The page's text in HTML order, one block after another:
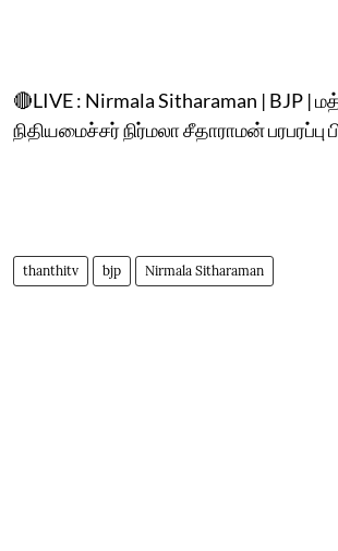
🔴LIVE : Nirmala Sitharaman | BJP |
நிதியமைச்சர் நிர்மலா சீதாராமன் பரபரப்பு
thanthitv bjp Nirmala Sitharaman